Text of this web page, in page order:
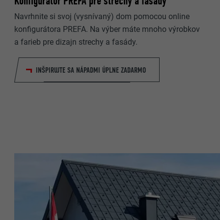
Navrhnite si svoj (vysnívaný) dom pomocou online
konfigurátora PREFA. Na výber máte mnoho výrobkov
a farieb pre dizajn strechy a fasády.
INŠPIRUJTE SA NÁPADMI ÚPLNE ZADARMO
DOBA
ÚČEL
NÁZOV
DOBA
ÚČEL